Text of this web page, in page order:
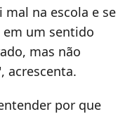
na escola e se
um sentido
mas não
acrescenta.
por que